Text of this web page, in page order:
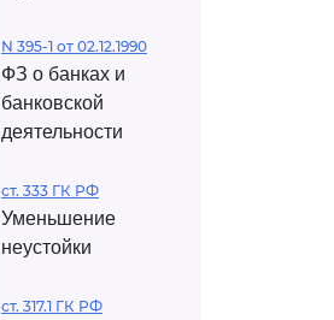
N 395-1 от 02.12.1990
ФЗ о банках и
банковской
деятельности
ст. 333 ГК РФ
Уменьшение
неустойки
ст. 317.1 ГК РФ